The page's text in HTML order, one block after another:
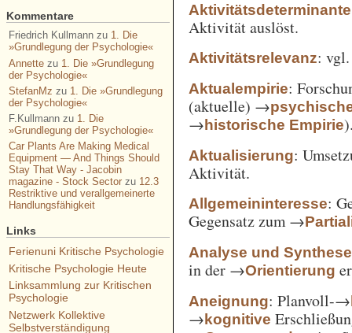
Aktivitätsdeterminante
Aktivität auslöst.
Aktivitätsrelevanz:
Aktualempirie:
(aktuelle) →
→historische Empirie
Aktualisierung:
Aktivität.
Allgemeininteresse:
Gegensatz zum →
Analyse und Synthese
in der →Orientierung
Aneignung: Planvoll-→
→kognitive
Kommentare
Friedrich Kullmannzu 1. Die
»Grundlegung der Psychologie«
Annettezu 1. Die »Grundlegung
der Psychologie«
StefanMz zu 1. Die »Grundlegung
der Psychologie«
F.Kullmannzu 1. Die
»Grundlegung der Psychologie«
Car Plants Are Making Medical
Equipment — And Things Should
Stay That Way - Jacobin
magazine - Stock Sectorzu 12.3
Restriktive und verallgemeinerte
Handlungsfähigkeit
Links
Ferienuni Kritische Psychologie
Kritische Psychologie Heute
Linksammlung zur Kritischen
Psychologie
Netzwerk Kollektive
Selbstverständigung